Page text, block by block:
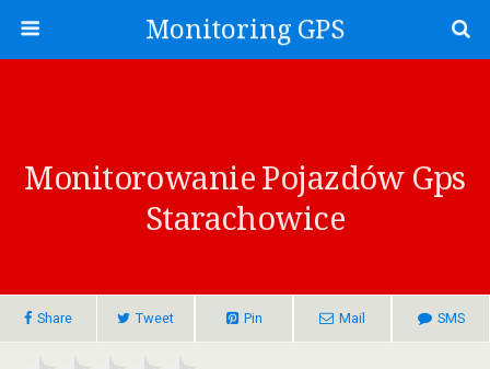
Monitoring GPS
Monitorowanie Pojazdów Gps
Starachowice
Share Tweet Pin Mail SMS